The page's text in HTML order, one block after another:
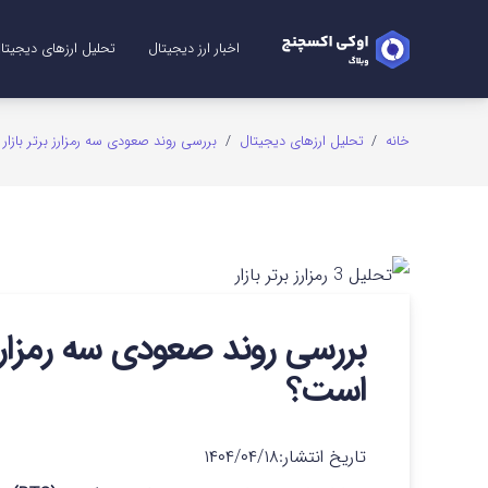
اخبار ارز دیجیتال تحلیل ارزهای
خانه / تحلیل ارزهای دیجیتال / بررسی روند صعودی سه رمزارز برتر
بررسی روند صعودی سه رمزارز
است؟
تاریخ انتشار:۱۴۰۴/۰۴/۱۸